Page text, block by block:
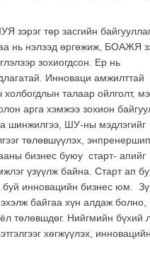
төр засгийн
нь нэлээд өргөжиж, БОАЖЯ
зохиогдсон. Ер нь
Инноваци амжилттай
талаар ойлголт,
арга хэмжээ зохион
шинжилгээ, ШУ-ны мэдлэгийг
төлөвшүүлэх, энпренершип
бизнес буюу старт- апийг
үзүүлж байна. Старт ап
буй инновацийн бизнес юм.
байгаа хүн алдаж болно,
төлөвшдөг. Нийгмийн бүхий
хөгжүүлэх, инновацийн